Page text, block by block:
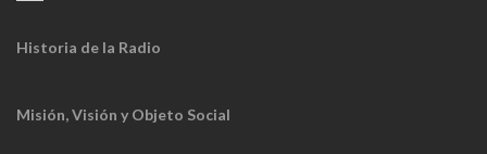
Historia de la Radio
Misión, Visión y Objeto Social